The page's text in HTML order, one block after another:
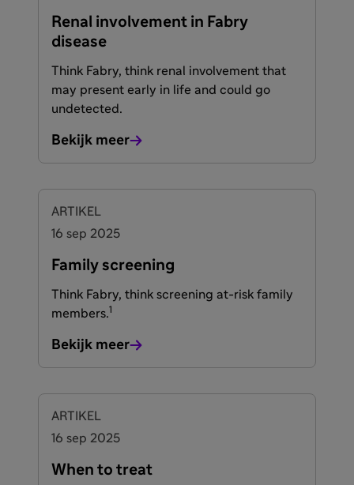
Renal involvement in Fabry
disease
Think Fabry, think renal involvement that
may present early in life and could go
undetected.
Bekijk meer
ARTIKEL
16 sep 2025
Family screening
Think Fabry, think screening at-risk family
members.1
Bekijk meer
ARTIKEL
16 sep 2025
When to treat